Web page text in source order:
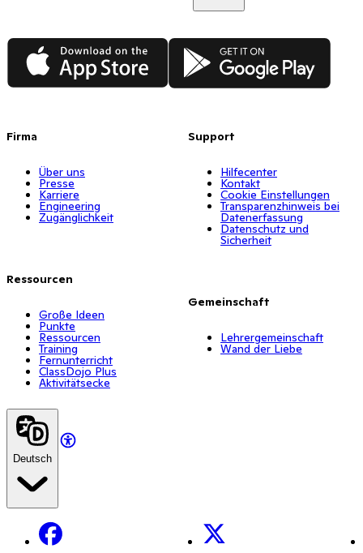
App Store Google Play
Firma
Über uns
Presse
Karriere
Engineering
Zugänglichkeit
Ressourcen
Große Ideen
Punkte
Ressourcen
Training
Fernunterricht
ClassDojo Plus
Aktivitätsecke
Support
Hilfecenter
Kontakt
Cookie Einstellungen
Transparenzhinweis bei
Datenerfassung
Datenschutz und
Sicherheit
Gemeinschaft
Lehrergemeinschaft
Wand der Liebe
Deutsch
Facebook X